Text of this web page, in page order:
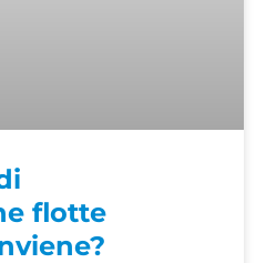
flotte